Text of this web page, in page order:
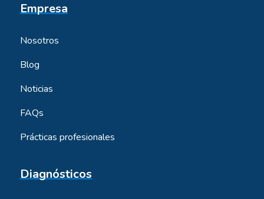
Empresa
Nosotros
Blog
Noticias
FAQs
Prácticas profesionales
Diagnósticos